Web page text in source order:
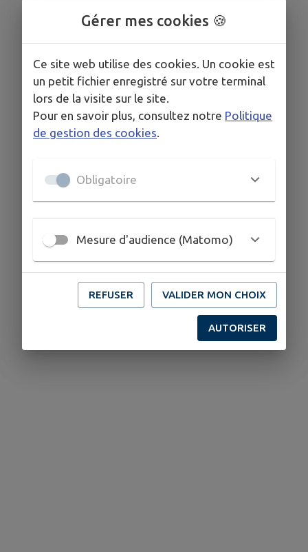
Gérer mes cookies 🍪
Ce site web utilise des cookies. Un cookie est
un petit fichier enregistré sur votre terminal
lors de la visite sur le site.
Pour en savoir plus, consultez notre Politique
de gestion des cookies
Obligatoire
Mesure d'audience (Matomo)
REFUSER VALIDER MON CHOIX
AUTORISER